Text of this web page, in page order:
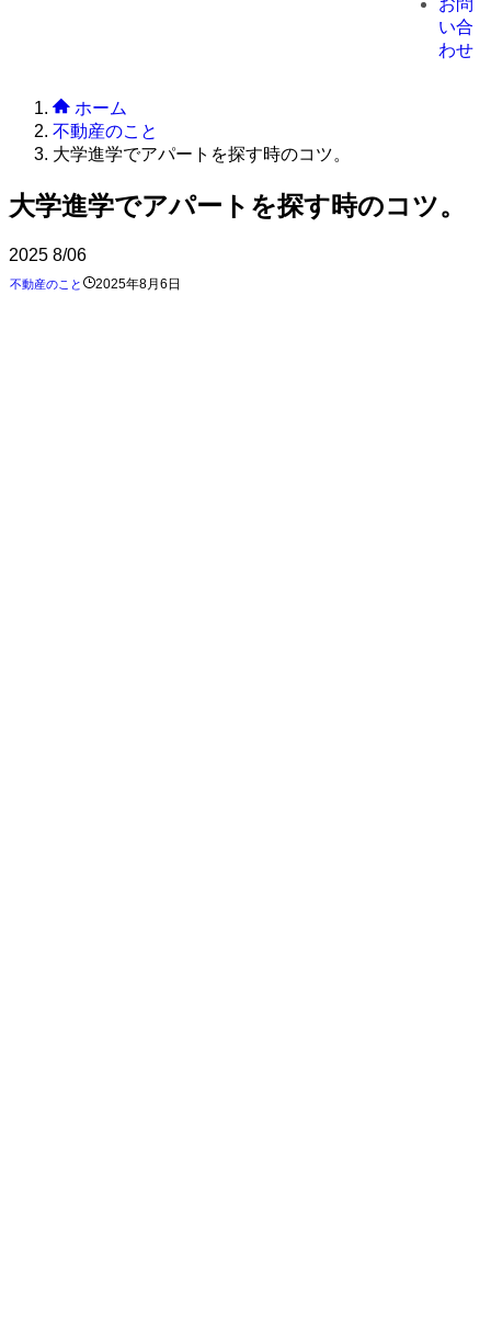
お問
い合
わせ
ホーム
不動産のこと
大学進学でアパートを探す時のコツ。
大学進学でアパートを探す時のコツ。
2025 8/06
不動産のこと 2025年8月6日